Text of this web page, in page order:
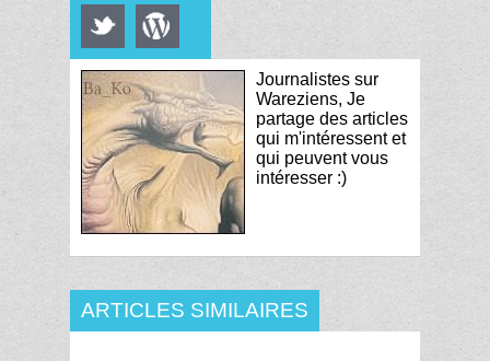
Journalistes sur
Wareziens, Je
partage des articles
qui m'intéressent et
qui peuvent vous
intéresser :)
ARTICLES SIMILAIRES